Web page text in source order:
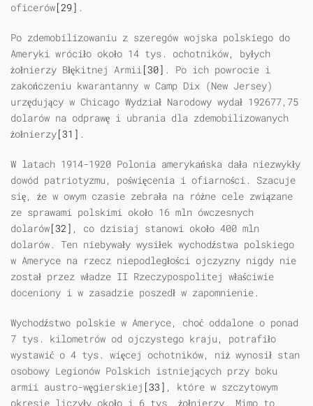
oficerów[29] .
Po zdemobilizowaniu z szeregów wojska polskiego do
Ameryki wróciło około 14 tys. ochotników, byłych
żołnierzy Błękitnej Armii[30] . Po ich powrocie i
zakończeniu kwarantanny w Camp Dix (New Jersey)
urzędujący w Chicago Wydział Narodowy wydał 192677,75
dolarów na odprawę i ubrania dla zdemobilizowanych
żołnierzy[31] .
W latach 1914-1920 Polonia amerykańska dała niezwykły
dowód patriotyzmu, poświęcenia i ofiarności. Szacuje
się, że w owym czasie zebrała na różne cele związane
ze sprawami polskimi około 16 mln ówczesnych
dolarów[32] , co dzisiaj stanowi około 400 mln
dolarów. Ten niebywały wysiłek wychodźstwa polskiego
w Ameryce na rzecz niepodległości ojczyzny nigdy nie
został przez władze II Rzeczypospolitej właściwie
doceniony i w zasadzie poszedł w zapomnienie.
Wychodźstwo polskie w Ameryce, choć oddalone o ponad
7 tys. kilometrów od ojczystego kraju, potrafiło
wystawić o 4 tys. więcej ochotników, niż wynosił stan
osobowy Legionów Polskich istniejących przy boku
armii austro-węgierskiej [33] , które w szczytowym
okresie liczyły około i 6 tys. żołnierzy. Mimo to